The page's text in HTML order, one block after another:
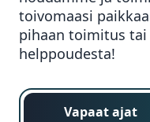
toivomaasi
pihaan toimitus
helppoudesta!
Vapaat ajat